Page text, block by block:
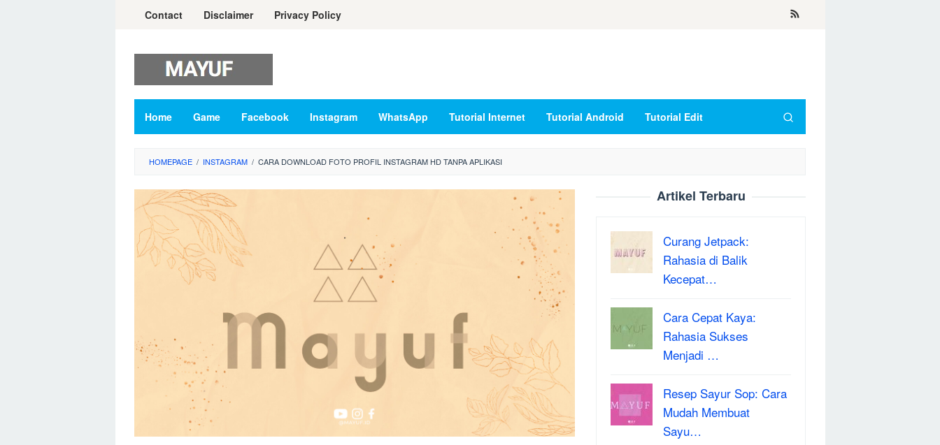
Contact Disclaimer Privacy Policy
Home Game Facebook Instagram WhatsApp Tutorial Internet Tutorial Android Tutorial Edit
HOMEPAGE / INSTAGRAM / CARA DOWNLOAD FOTO PROFIL INSTAGRAM HD TANPA APLIKASI
Artikel Terbaru
Curang Jetpack:
Rahasia di Balik
Kecepat…
Cara Cepat Kaya:
Rahasia Sukses
Menjadi …
Resep Sayur Sop: Cara
Mudah Membuat
Sayu…